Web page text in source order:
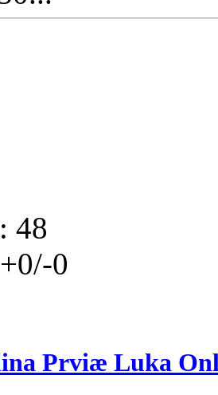
48
0
Prviæ Luka